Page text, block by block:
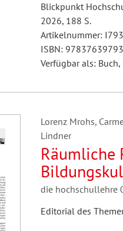
Blickpunkt
2026, 188 S.
Artikelnummer:
ISBN:
Verfügbar als:
Lorenz Mrohs,
Lindner
Räumliche
die hochschullehre
Editorial des